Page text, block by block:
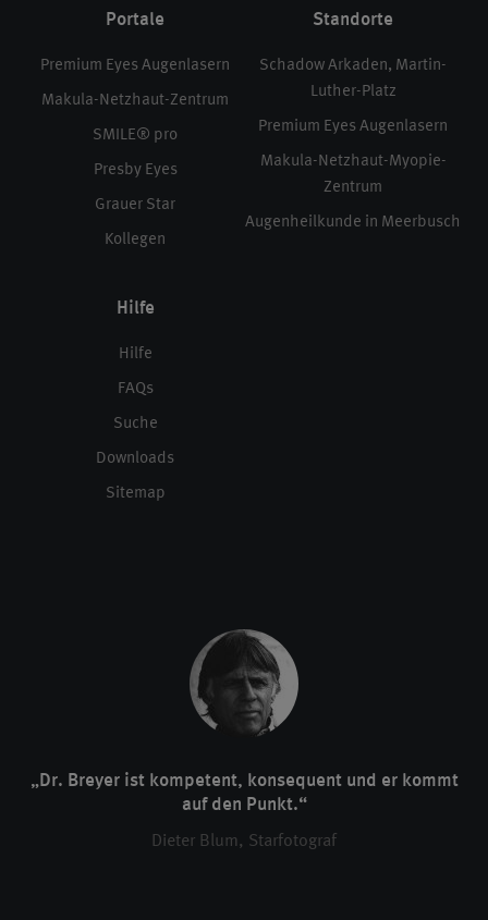
Portale
Premium Eyes Augenlasern
Makula-Netzhaut-Zentrum
SMILE® pro
Presby Eyes
Grauer Star
Kollegen
Standorte
Schadow Arkaden, Martin-
Luther-Platz
Premium Eyes Augenlasern
Makula-Netzhaut-Myopie-
Zentrum
Augenheilkunde in Meerbusch
Hilfe
Hilfe
FAQs
Suche
Downloads
Sitemap
„Dr. Breyer ist kompetent, konsequent und er kommt
auf den Punkt.“
Dieter Blum, Starfotograf